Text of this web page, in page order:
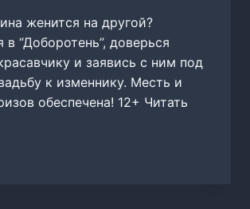
женится на другой?
“Доборотень”, доверься
и заявись с ним под
к изменнику. Месть и
обеспечена! 12+ Читать